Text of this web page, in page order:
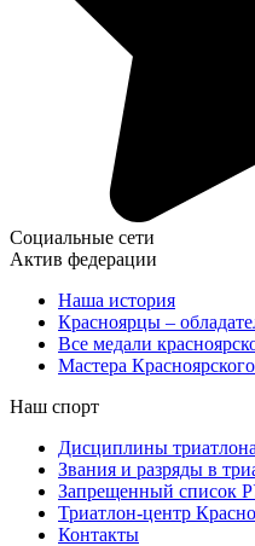
Социальные сети
Актив федерации
Наша история
Красноярцы –
Все медали
Мастера
Наш спорт
Дисциплины триатлона
Звания и разряды в
Запрещенный список
Триатлон-центр
Контакты